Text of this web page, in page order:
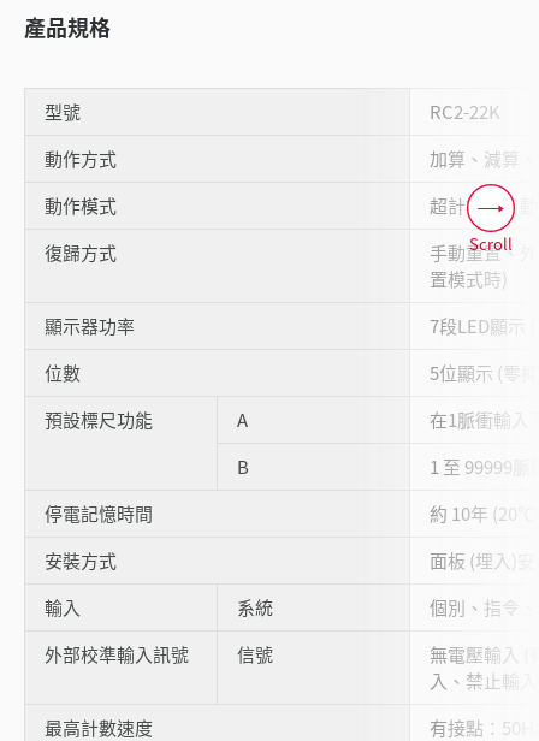
產品規格
型號
RC2-22K
動作方式
加算、減算
動作模式
超計數、自
復歸方式
手動重置、
置模式時)
顯示器功率
7段LED顯示
位數
5位顯示 (零
預設標尺功能
A
在1脈衝輸入
B
1 至 99999
停電記憶時間
約 10年
安裝方式
面板 (埋入)
輸入
系統
個別、指令
外部校準輸入訊號
信號
無電壓輸入
入、禁止輸
最高計數速度
有接點：
Scroll